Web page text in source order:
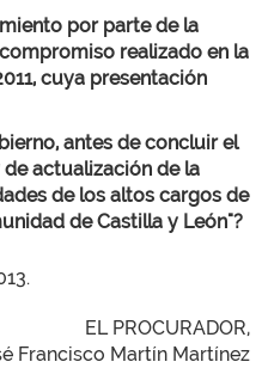
por parte de la
realizado en la
cuya presentación
antes de concluir el
actualización de la
de los altos cargos de
de Castilla y León"?
EL PROCURADOR,
Francisco Martín Martínez